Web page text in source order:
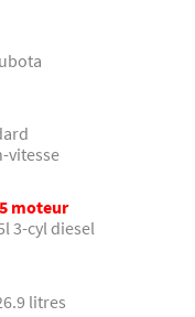
vitesse
moteur
3-cyl diesel
litres